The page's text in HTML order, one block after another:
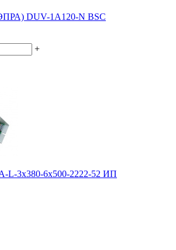
DUV-1A120-N BSC
+
L-3х380-6х500-2222-52 ИП